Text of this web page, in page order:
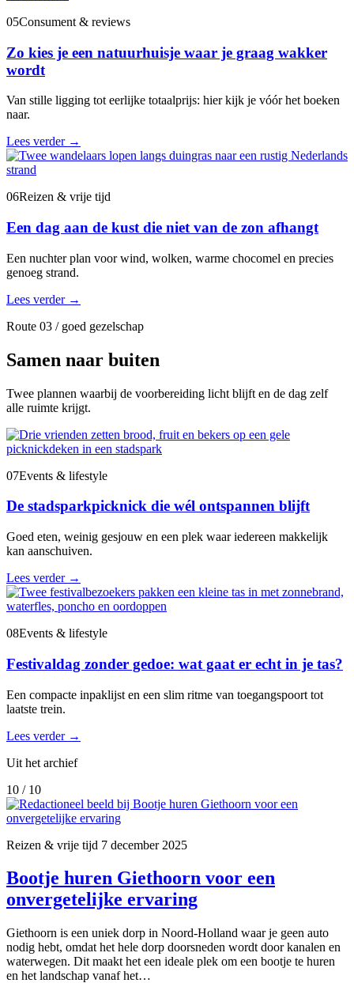
05Consument & reviews
Zo kies je een natuurhuisje waar je graag wakker
wordt
Van stille ligging tot eerlijke totaalprijs: hier kijk je vóór het boeken
naar.
Lees verder →
06Reizen & vrije tijd
Een dag aan de kust die niet van de zon afhangt
Een nuchter plan voor wind, wolken, warme chocomel en precies
genoeg strand.
Lees verder →
Route 03 / goed gezelschap
Samen naar buiten
Twee plannen waarbij de voorbereiding licht blijft en de dag zelf
alle ruimte krijgt.
07Events & lifestyle
De stadsparkpicknick die wél ontspannen blijft
Goed eten, weinig gesjouw en een plek waar iedereen makkelijk
kan aanschuiven.
Lees verder →
08Events & lifestyle
Festivaldag zonder gedoe: wat gaat er echt in je tas?
Een compacte inpaklijst en een slim ritme van toegangspoort tot
laatste trein.
Lees verder →
Uit het archief
10 / 10
Reizen & vrije tijd 7 december 2025
Bootje huren Giethoorn voor een
onvergetelijke ervaring
Giethoorn is een uniek dorp in Noord-Holland waar je geen auto
nodig hebt, omdat het hele dorp doorsneden wordt door kanalen en
waterwegen. Dit maakt het een ideale plek om een bootje te huren
en het landschap vanaf het…